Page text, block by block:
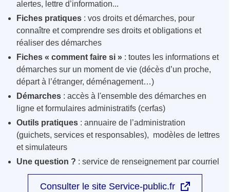
alertes, lettre d’information...
Fiches pratiques : vos droits et démarches, pour
connaître et comprendre ses droits et obligations et
réaliser des démarches
Fiches « comment faire si » : toutes les informations et
démarches sur un moment de vie (décès d’un proche,
départ à l’étranger, déménagement…)
Démarches : accès à l'ensemble des démarches en
ligne et formulaires administratifs (cerfas)
Outils pratiques : annuaire de l’administration
(guichets, services et responsables), modèles de lettres
et simulateurs
Une question ? : service de renseignement par courriel
Consulter le site Service-public.fr